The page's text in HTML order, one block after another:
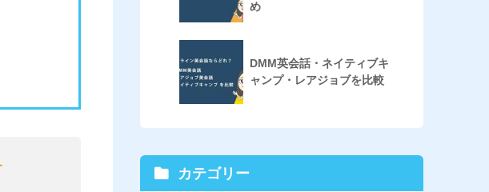
め
DMM英会話・ネイティブキ
ャンプ・レアジョブを比較
カテゴリー